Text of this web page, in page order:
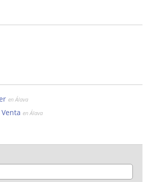
en Álava
en Álava